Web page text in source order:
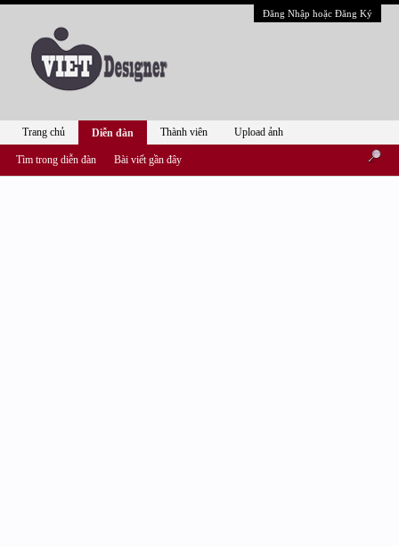
Đăng Nhập hoặc Đăng Ký
Trang chủ Diễn đàn
Tìm trong diễn đàn Bài viết gần đây
Thành viên Upload ảnh